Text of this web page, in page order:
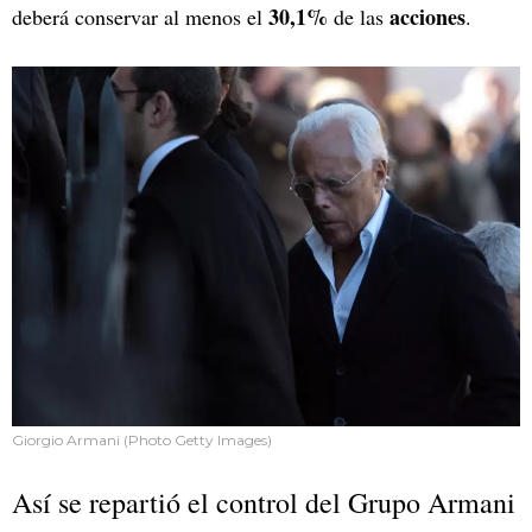
deberá conservar al menos el 30,1% de las acciones.
Giorgio Armani (Photo Getty Images)
Así se repartió el control del Grupo Armani